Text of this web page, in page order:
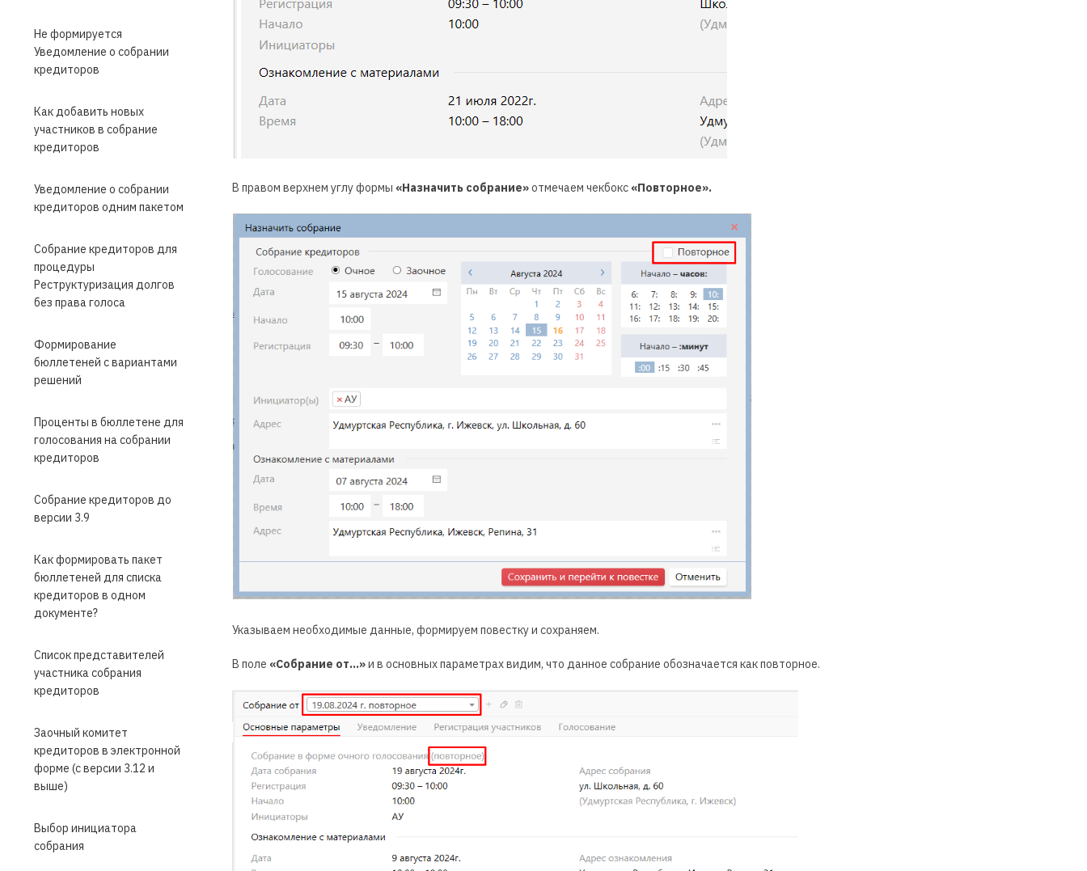
Не формируется
Уведомление о собрании
кредиторов
Как добавить новых
участников в собрание
кредиторов
Уведомление о собрании
кредиторов одним пакетом
Собрание кредиторов для
процедуры
Реструктуризация долгов
без права голоса
Формирование
бюллетеней с вариантами
решений
Проценты в бюллетене для
голосования на собрании
кредиторов
Собрание кредиторов до
версии 3.9
Как формировать пакет
бюллетеней для списка
кредиторов в одном
документе?
Список представителей
участника собрания
кредиторов
Заочный комитет
кредиторов в электронной
форме (с версии 3.12 и
выше)
Выбор инициатора
собрания
В правом верхнем углу формы «Назначить собрание»отмечаем чекбокс «Повторное».
Указываем необходимые данные, формируем повестку и сохраняем.
В поле «Собрание от…»и в основных параметрах видим, что данное собрание обозначается как повторное.